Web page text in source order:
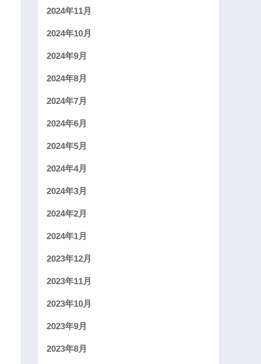
2024年11月
2024年10月
2024年9月
2024年8月
2024年7月
2024年6月
2024年5月
2024年4月
2024年3月
2024年2月
2024年1月
2023年12月
2023年11月
2023年10月
2023年9月
2023年8月